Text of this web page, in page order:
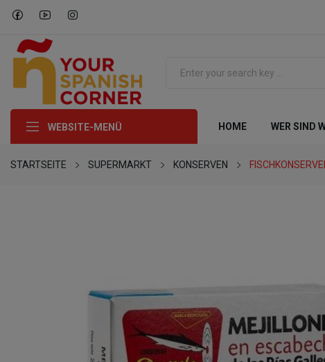
WEBSITE-MENÜ HOME WER SIND
STARTSEITE SUPERMARKT KONSERVEN